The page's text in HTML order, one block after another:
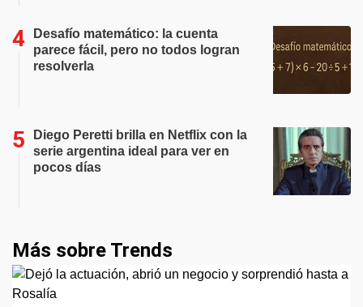
Desafío matemático: la cuenta
parece fácil, pero no todos logran
resolverla
Diego Peretti brilla en Netflix con la
serie argentina ideal para ver en
pocos días
Más sobre Trends